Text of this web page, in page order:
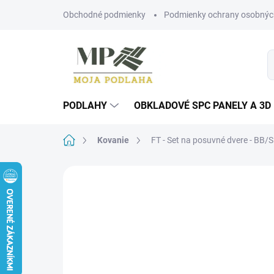
Obchodné podmienky Podmienky ochrany
PODLAHY OBKLADOVÉ SPC PANELY A
DomovKovanie FT - Set na posuvné dvere - BB/